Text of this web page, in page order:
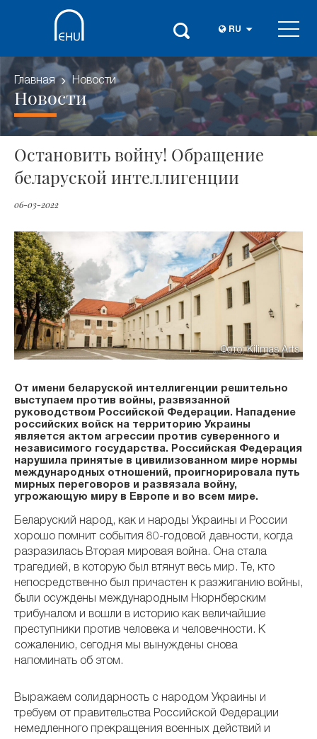
RU
Главная Новости
Новости
Остановить войну! Обращение
беларуской интеллигенции
06-03-2022
Фото: Kilimas Arts
От имени беларуской интеллигенции решительно
выступаем против войны, развязанной
руководством Российской Федерации. Нападение
российских войск на территорию Украины
является актом агрессии против суверенного и
независимого государства. Российская Федерация
нарушила принятые в цивилизованном мире нормы
международных отношений, проигнорировала путь
мирных переговоров и развязала войну,
угрожающую миру в Европе и во всем мире.
Беларуский народ, как и народы Украины и России
хорошо помнит события 80-годовой давности, когда
разразилась Вторая мировая война. Она стала
трагедией, в которую был втянут весь мир. Те, кто
непосредственно был причастен к разжиганию войны,
были осуждены международным Нюрнберским
трибуналом и вошли в историю как величайшие
преступники против человека и человечности. К
сожалению, сегодня мы вынуждены снова
напоминать об этом.
Выражаем солидарность с народом Украины и
требуем от правительства Российской Федерации
немедленного прекращения военных действий и